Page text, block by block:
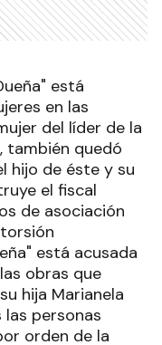
está
en las
del líder de la
también quedó
hijo de éste y su
el fiscal
de asociación
está acusada
obras que
hija Marianela
las personas
orden de la